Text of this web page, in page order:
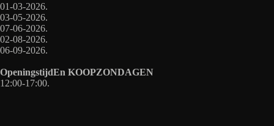
01-03-2026.
03-05-2026.
07-06-2026.
02-08-2026.
06-09-2026.
OpeningstijdEn KOOPZONDAGEN
12:00-17:00.